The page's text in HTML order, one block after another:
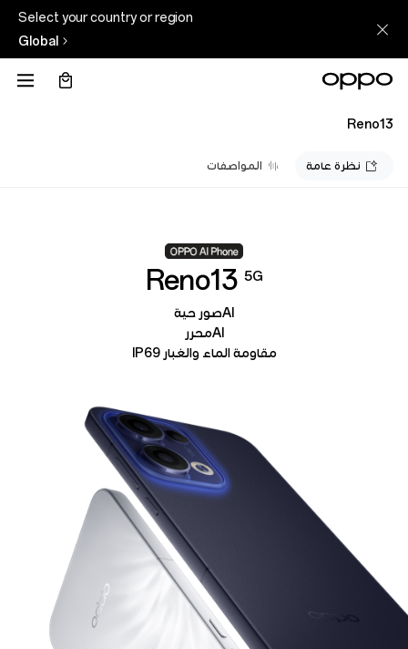
Select your country or region
Global
Reno13
نظرة عامة المواصفات
OPPO
Reno13
5G
|
بالذكاء
الاصطناعي
|
محرر
بالذكاء
الاصطناعي
|
Reno13 5G
AIصور حية
AIمحرر
مقاومة الماء والغبار IP69